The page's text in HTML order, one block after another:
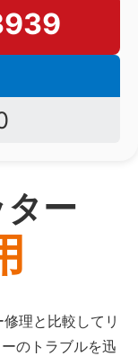
ー
理と比較してリ
のトラブルを迅